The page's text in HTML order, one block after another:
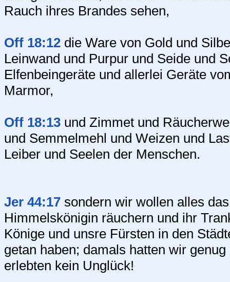
Rauch ihres Brandes sehen,
Off 18:12 die Ware von Gold und
Leinwand und Purpur und Seide und
Elfenbeingeräte und allerlei Geräte
Marmor,
Off 18:13 und Zimmet und
und Semmelmehl und Weizen und
Leiber und Seelen der Menschen.
Jer 44:17 sondern wir wollen alles
Himmelskönigin räuchern und ihr
Könige und unsre Fürsten in den
getan haben; damals hatten wir
erlebten kein Unglück!